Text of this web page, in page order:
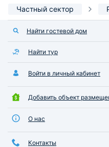
Частный сектор
Найти гостевой дом
Найти тур
Войти в личный кабинет
Добавить объект
О нас
Контакты